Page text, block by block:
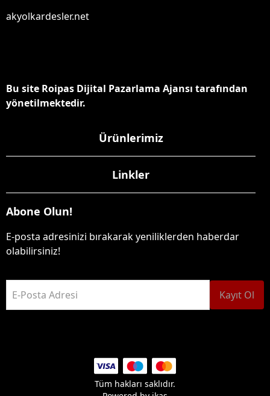
akyolkardesler.net
Bu site Roipas Dijital Pazarlama Ajansı tarafından
yönetilmektedir.
Ürünlerimiz
Linkler
Abone Olun!
E-posta adresinizi bırakarak yeniliklerden haberdar
olabilirsiniz!
E-Posta Adresi Kayıt Ol
Tüm hakları saklıdır.